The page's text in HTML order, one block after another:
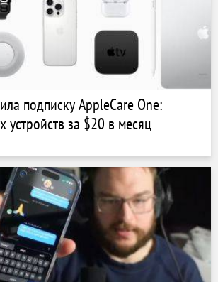
подписку AppleCare One:
устройств за $20 в месяц